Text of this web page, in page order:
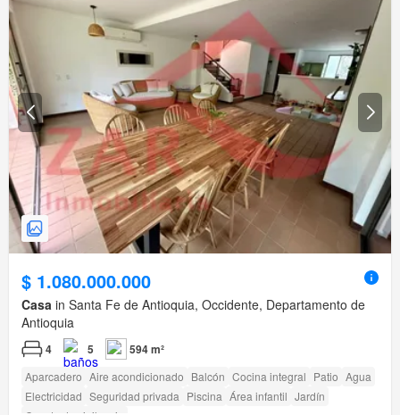
$ 1.080.000.000
Casa in Santa Fe de Antioquia, Occidente, Departamento de
Antioquia
4 5 594 m²
Aparcadero Aire acondicionado Balcón Cocina integral Patio Agua
Electricidad Seguridad privada Piscina Área infantil Jardín